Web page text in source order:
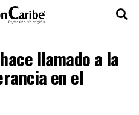
llamado a la
en el